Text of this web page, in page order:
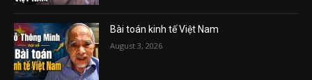
Bài toán kinh tế Việt Nam
August 3, 2026